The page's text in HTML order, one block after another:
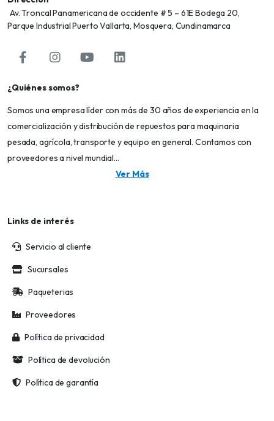
Av. Troncal Panamericana de occidente # 5 – 61E Bodega 20,
Parque Industrial Puerto Vallarta, Mosquera, Cundinamarca
¿Quiénes somos?
Somos una empresa líder con más de 30 años de experiencia en la
comercialización y distribución de repuestos para maquinaria
pesada, agrícola, transporte y equipo en general. Contamos con
proveedores a nivel mundial...
Ver Más
Links de interés
Servicio al cliente
Sucursales
Paqueterias
Proveedores
Política de privacidad
Política de devolución
Política de garantía